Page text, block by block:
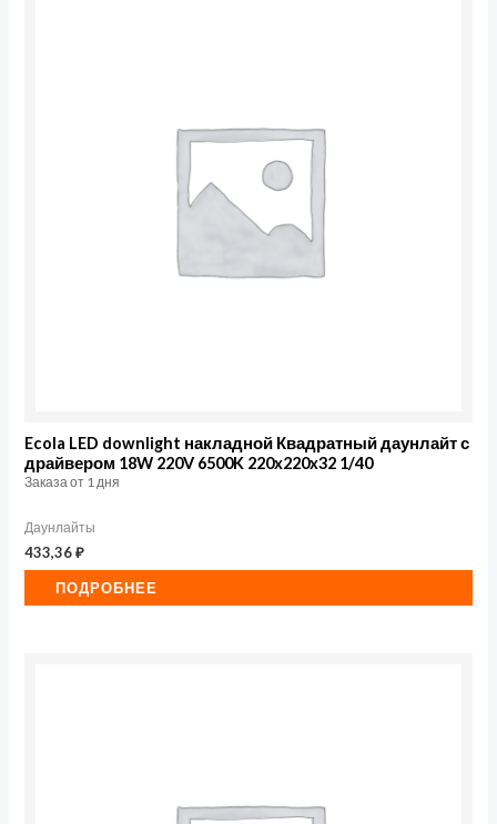
Ecola LED downlight накладной Квадратный даунлайт с
драйвером 18W 220V 6500K 220x220x32 1/40
Заказа от 1 дня
Даунлайты
433,36₽
ПОДРОБНЕЕ